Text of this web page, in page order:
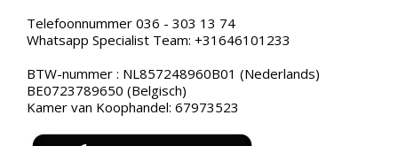
Telefoonnummer 036 - 303 13 74
Whatsapp Specialist Team: +31646101233
BTW-nummer : NL857248960B01 (Nederlands)
BE0723789650 (Belgisch)
Kamer van Koophandel: 67973523